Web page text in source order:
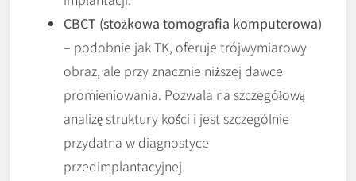
CBCT (stożkowa tomografia komputerowa)
– podobnie jak TK, oferuje trójwymiarowy
obraz, ale przy znacznie niższej dawce
promieniowania. Pozwala na szczegółową
analizę struktury kości i jest szczególnie
przydatna w diagnostyce
przedimplantacyjnej.